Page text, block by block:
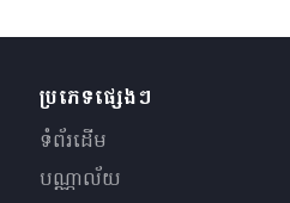
ប្រភេទផ្សេងៗ
ទំព័រដើម
បណ្ណាល័យ